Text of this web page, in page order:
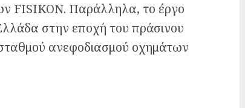
FISIKON. Παράλληλα, το έργο
στην εποχή του πράσινου
ανεφοδιασμού οχημάτων